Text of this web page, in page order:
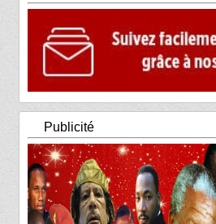
Publicité